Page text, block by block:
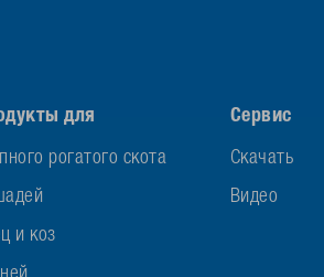
для
рогатого скота
и коз
Сервис
Скачать
Видео